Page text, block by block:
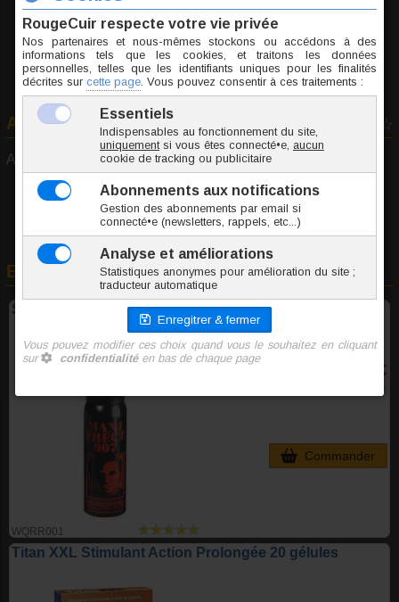
Avis consommateurs 0 vote
Aucun avis déposé pour cet article...
En rapport avec cet article
Spray intime pour homme Maxi Erect 907
WQRR001
12,00 €
TTC l'unite
Commander
Titan XXL Stimulant Action Prolongée 20 gélules